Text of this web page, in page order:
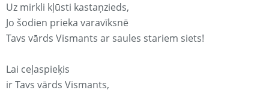
Uz mirkli kļūsti kastaņzieds,
Jo šodien prieka varavīksnē
Tavs vārds Vismants ar saules stariem siets!
Lai ceļaspieķis
ir Tavs vārds Vismants,